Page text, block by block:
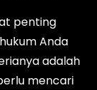
penting
Anda
adalah
mencari